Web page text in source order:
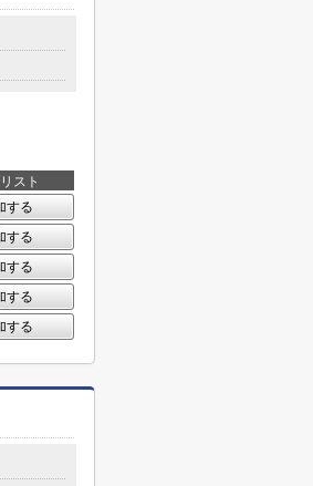
スト
する
する
する
する
する